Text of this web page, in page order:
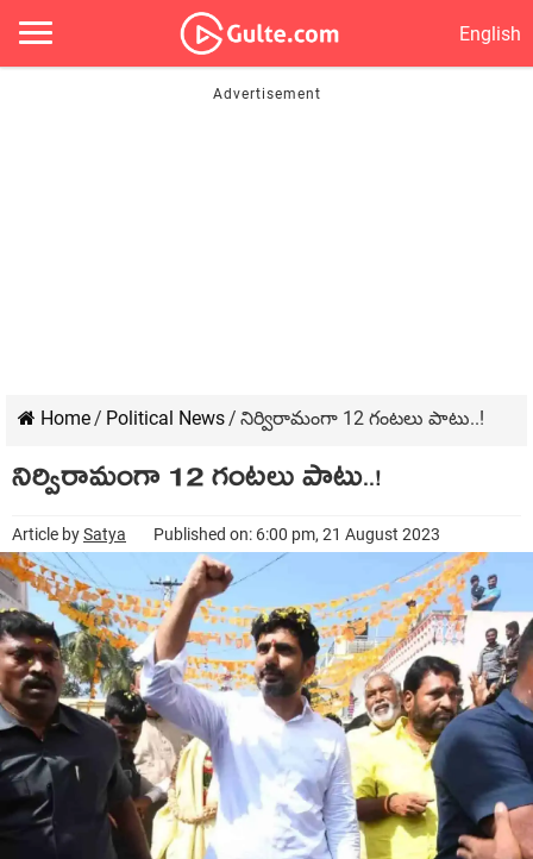
English
Home/ Political News/ నిర్విరామంగా 12 గంటలు పాటు..!
నిర్విరామంగా 12 గంటలు పాటు..!
Article bySatya Published on: 6:00 pm, 21 August 2023